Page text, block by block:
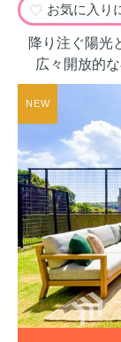
お気に入り
降り注ぐ陽光
広々開放的